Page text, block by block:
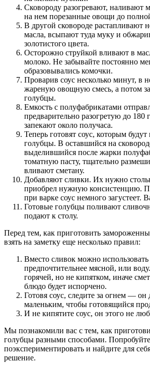
Сковороду разогревают, наливают
на нем порезанные овощи до
В другой сковороде растапливают
масла, всыпают туда муку и
золотистого цвета.
Осторожно струйкой вливают в
молоко. Не забывайте постоянно
образовывались комочки.
Проварив соус несколько минут, в
жареную овощную смесь, а потом
голубцы.
Емкость с полуфабрикатами
предварительно разогретую до 180
запекают около получаса.
Теперь готовят соус, которым
голубцы. В оставшийся на
выделившийся после жарки
томатную пасту, тщательно
вливают сметану.
Добавляют сливки. Их нужно
приобрел нужную консистенцию.
при варке соус немного загустеет.
Готовые голубцы поливают
подают к столу.
Перед тем, как приготовить
взять на заметку еще несколько правил:
Вместо сливок можно использовать
предпочтительнее мясной, или
горячей, но не кипятком, иначе
блюдо будет испорчено.
Готовя соус, следите за огнем —
маленьким, чтобы готовящийся
И не кипятите соус, он этого не
Мы познакомили вас с тем, как
голубцы разными способами. Попробуйте
поэкспериментировать и найдите для
решение.